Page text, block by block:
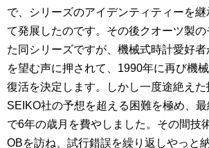
で、シリーズのアイデンティティーを
て発展したのです。その後クオーツ製
た同シリーズですが、機械式時計愛好
を望む声に押されて、1990年に再び機
復活を決定します。しかし一度途絶え
SEIKO社の予想を超える困難を極め、
で6年の歳月を費やしました。その間技
OBを訪ね、試行錯誤を繰り返しやっと